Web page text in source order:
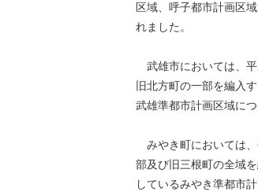
区域、呼子都市計画区
れました。
武雄市においては、平
旧北方町の一部を編入
武雄準都市計画区域に
みやき町においては、
部及び旧三根町の全域
しているみやき準都市